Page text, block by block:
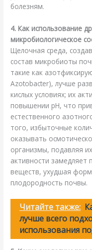
болезням.
4. Как использование
микробиологическое
Щелочная среда,
состав микробиоты
такие как
Azotobacter), лучше
кислых условиях; их
повышении pH, что
естественного
того, избыточные
оказывать
организмы, подавляя
активности замедляет
веществ, ухудшая
плодородность почвы.
Читайте также:
лучше всего
использования